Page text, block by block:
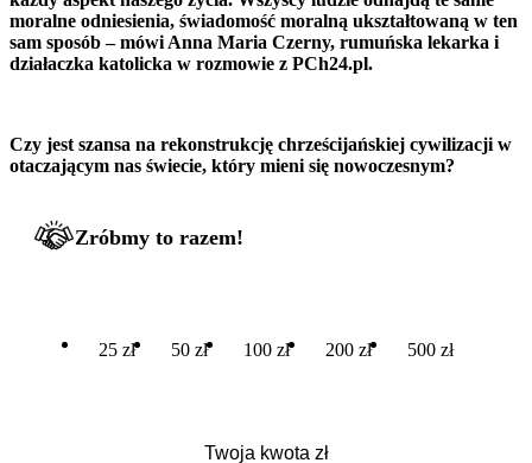
moralne odniesienia, świadomość moralną ukształtowaną w ten
sam sposób – mówi Anna Maria Czerny, rumuńska lekarka i
działaczka katolicka w rozmowie z PCh24.pl.
Czy jest szansa na rekonstrukcję chrześcijańskiej cywilizacji w
otaczającym nas świecie, który mieni się nowoczesnym?
Zróbmy to razem!
25 zł 50 zł 100 zł 200 zł 500 zł